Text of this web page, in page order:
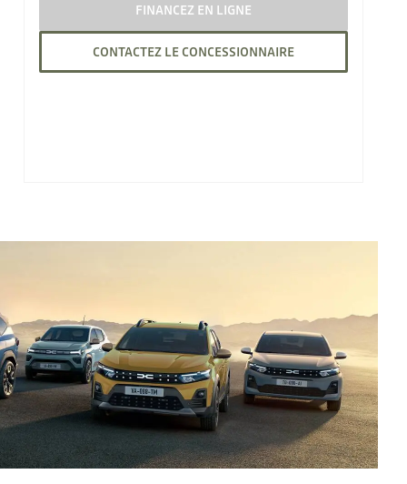
FINANCEZ EN LIGNE
CONTACTEZ LE CONCESSIONNAIRE